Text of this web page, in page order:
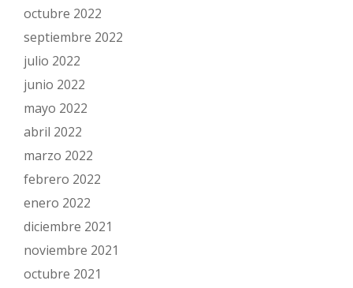
octubre 2022
septiembre 2022
julio 2022
junio 2022
mayo 2022
abril 2022
marzo 2022
febrero 2022
enero 2022
diciembre 2021
noviembre 2021
octubre 2021